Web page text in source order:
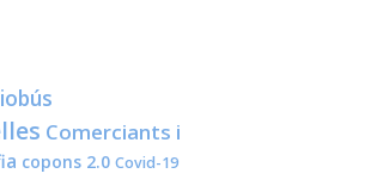
Comerciants i
copons 2.0 Covid-19